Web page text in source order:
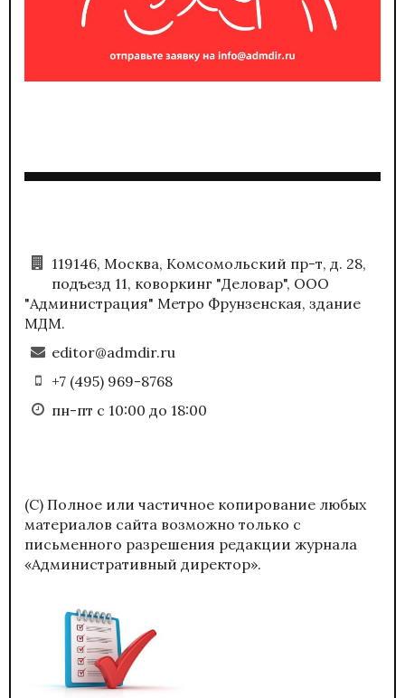
119146, Москва, Комсомольский пр-т, д. 28,
подъезд 11, коворкинг "Деловар", ООО
"Администрация" Метро Фрунзенская, здание
МДМ.
editor@admdir.ru
+7 (495) 969-8768
пн-пт с 10:00 до 18:00
(С) Полное или частичное копирование любых
материалов сайта возможно только с
письменного разрешения редакции журнала
«Административный директор».